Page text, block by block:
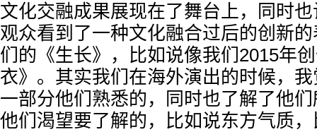
文化交融成果展现在了舞台上，同时
观众看到了一种文化融合过后的创新
们的《生长》，比如说像我们2015年
衣》。其实我们在海外演出的时候，
一部分他们熟悉的，同时也了解了他
他们渴望要了解的，比如说东方气质